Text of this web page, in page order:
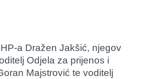
a Dražen Jakšić, njegov
Odjela za prijenos i
Majstrović te voditelj